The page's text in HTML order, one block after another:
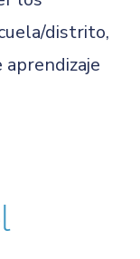
distrito,